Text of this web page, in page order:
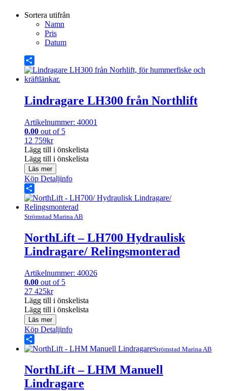
Sortera utifrån
Namn
Pris
Datum
Share
Lindragare LH300 från Northlift
Artikelnummer: 40001
0.00 out of 5
12 759kr
Lägg till i önskelista
Lägg till i önskelista
Läs mer
Köp Detaljinfo
Share
Strömstad Marina AB
NorthLift – LH700 Hydraulisk
Lindragare/ Relingsmonterad
Artikelnummer: 40026
0.00 out of 5
27 425kr
Lägg till i önskelista
Lägg till i önskelista
Läs mer
Köp Detaljinfo
Share Strömstad Marina AB
NorthLift – LHM Manuell
Lindragare